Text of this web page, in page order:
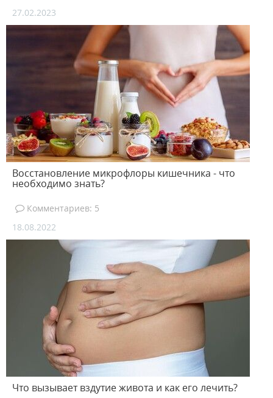
27.02.2023
Восстановление микрофлоры кишечника - что
необходимо знать?
Комментариев: 5
18.08.2022
Что вызывает вздутие живота и как его лечить?